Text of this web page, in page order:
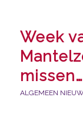
Week
missen…
ALGEMEEN